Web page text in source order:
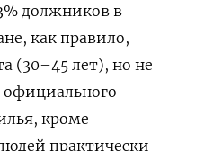
должников в
как правило,
(30–45 лет), но не
кроме
практически